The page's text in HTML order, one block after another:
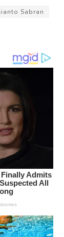
Sabran